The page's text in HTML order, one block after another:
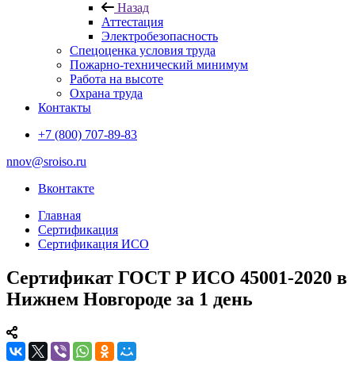
Назад
Аттестация
Электробезопасность
Спецоценка условия труда
Пожарно-технический минимум
Работа на высоте
Охрана труда
Контакты
+7 (800) 707-89-83
nnov@sroiso.ru
Вконтакте
Главная
Сертификация
Сертификация ИСО
Сертификат ГОСТ Р ИСО 45001-2020 в
Нижнем Новгороде за 1 день